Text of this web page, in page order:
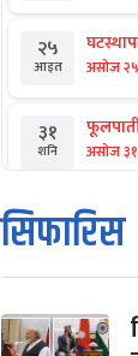
२५
आइत असोज
३१
शनि असोज
१
आइत
कार्तिक
कार्तिक
मंगल कार्तिक
सिफारिस